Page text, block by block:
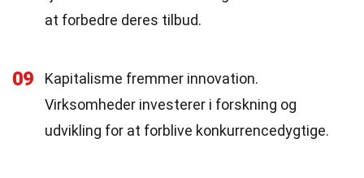
at forbedre deres tilbud.
09
Kapitalisme fremmer innovation.
Virksomheder investerer i forskning og
udvikling for at forblive konkurrencedygtige.